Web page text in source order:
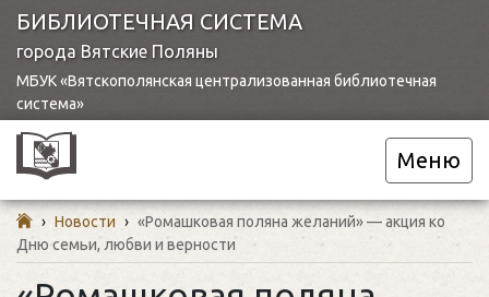
БИБЛИОТЕЧНАЯ СИСТЕМА
города Вятские Поляны
МБУК «Вятскополянская централизованная библиотечная
система»
Меню
› Новости › «Ромашковая поляна желаний» — акция ко
Дню семьи, любви и верности